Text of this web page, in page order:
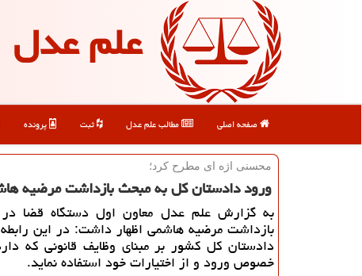
علم عدل
صفحه اصلی مطالب علم عدل ثبت پرونده
محسنی اژه ای مطرح كرد؛
ورود دادستان كل به مبحث بازداشت مرضیه
به گزارش علم عدل معاون اول دستگاه قضا در
بازداشت مرضیه هاشمی اظهار داشت: در این
دادستان كل كشور بر مبنای وظایف قانونی كه
خصوص ورود و از اختیارات خود استفاده نماید.